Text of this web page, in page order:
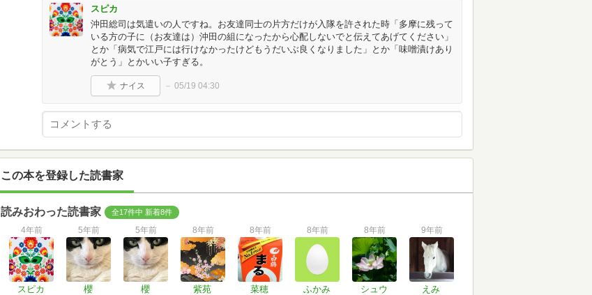
スピカ
沖田総司は気遣いの人ですね。お友達同士の片方だけが入隊を許された時「多摩に残って
いる方の子に（お友達は）沖田の組になったから心配しないでと伝えてあげてください」
とか「病気で江戸には行けなかったけどもうだいぶ良くなりました」とか「味噌漬けあり
がとう」とかいい子すぎる。
ナイス 05/19 04:30
この本を登録した読書家
読みおわった読書家 全17件中 新着8件
4年前
スピカ
5年前
櫻
5年前
櫻
8年前
紫苑
8年前
菜穂
8年前
ふかみ
8年前
シュウ
9年前
えみ